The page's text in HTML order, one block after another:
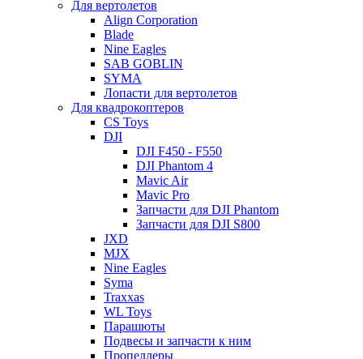
Для вертолетов
Align Corporation
Blade
Nine Eagles
SAB GOBLIN
SYMA
Лопасти для вертолетов
Для квадрокоптеров
CS Toys
DJI
DJI F450 - F550
DJI Phantom 4
Mavic Air
Mavic Pro
Запчасти для DJI Phantom
Запчасти для DJI S800
JXD
MJX
Nine Eagles
Syma
Traxxas
WL Toys
Парашюты
Подвесы и запчасти к ним
Пропеллеры